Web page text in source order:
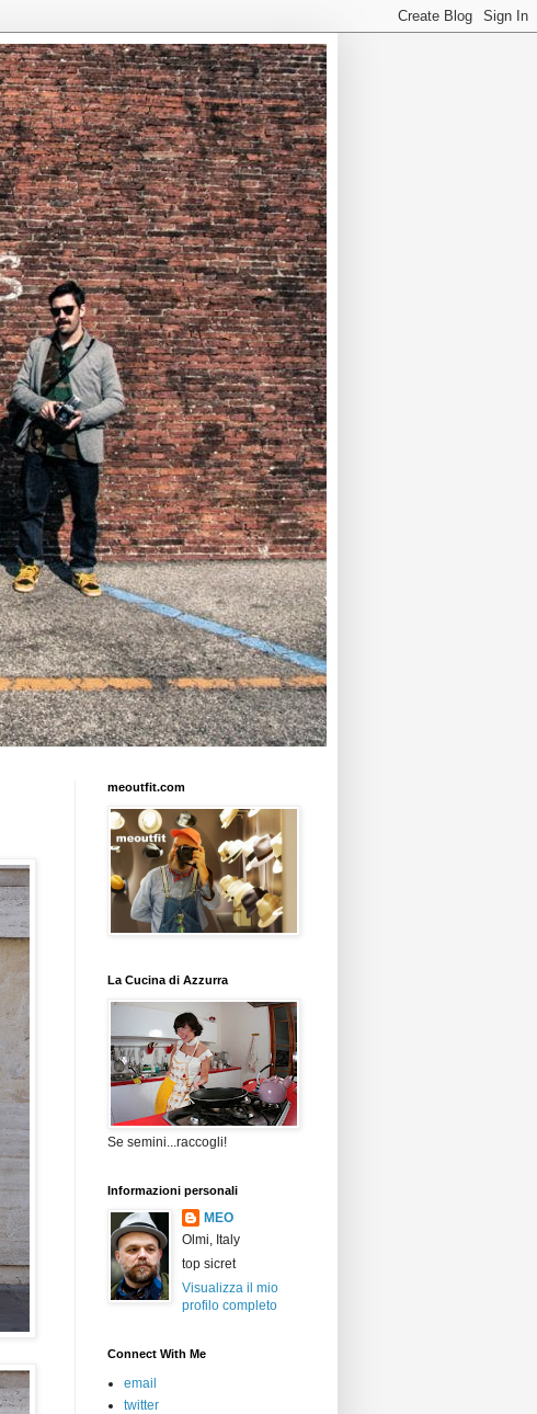
meoutfit.com
La Cucina di Azzurra
Se semini...raccogli!
Informazioni personali
MEO
Olmi, Italy
top sicret
Visualizza il mio
profilo completo
Connect With Me
email
twitter